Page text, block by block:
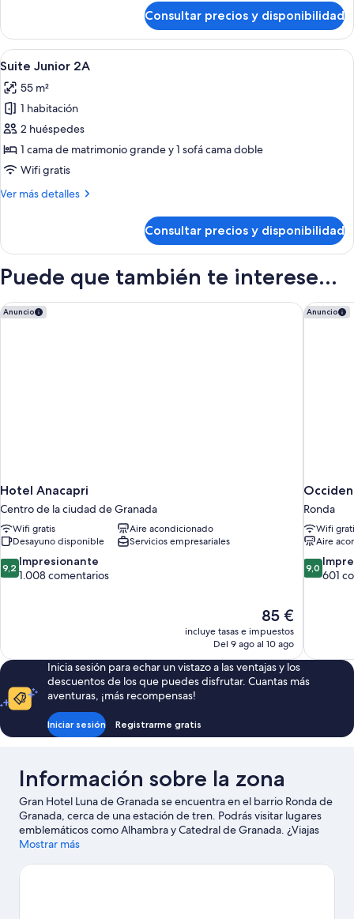
Premium
Consultar precios y disponibilidad
Abrir
todas
las
fotos
de
Suite
Junior
Habitación de hotel con una cama
5
Suite Junior 2A
55 m²
1 habitación
2 huéspedes
1 cama de matrimonio grande y 1 sofá cama doble
Wifi gratis
Ver más detalles
Más
Junior
Consultar precios y disponibilidad
Puede que también te interese...
Anuncio
Hotel Anacapri
Centro de la ciudad de Granada
Wifi gratis
Aire acondicionado
Desayuno disponible
Servicios empresariales
9.2
sobre
9,2 Impresionante
1.008 comentarios
El
precio
actual
de
85 €
85 €
incluye tasas e impuestos
Del 9 ago al 10 ago
Hotel Anacapri Anuncio
Ronda
Wifi
Aire
9.0
sobre
9,0
601
Inicia sesión para echar un vistazo a las ventajas y los
descuentos de los que puedes disfrutar. Cuantas más
aventuras, ¡más recompensas!
Iniciar sesión Registrarme gratis
Información sobre la zona
Gran Hotel Luna de Granada se encuentra en el barrio Ronda de
Granada, cerca de una estación de tren. Podrás visitar lugares
emblemáticos como Alhambra y Catedral de Granada. ¿Viajas
con niños? Si es así, puedes llevarlos a Centro Cultural
Granada
Mostrar más